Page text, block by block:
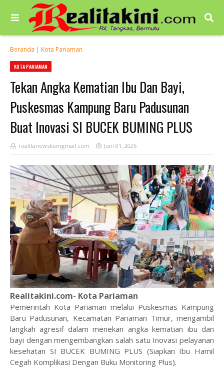
Beranda | Kota Pariaman
KOTA PARIAMAN
Tekan Angka Kematian Ibu Dan Bayi,
Puskesmas Kampung Baru Padusunan
Buat Inovasi SI BUCEK BUMING PLUS
realitanewskomgmail.com Juni 01, 2026
Realitakini.com- Kota Pariaman
Pemerintah Kota Pariaman melalui Puskesmas Kampung
Baru Padusunan, Kecamatan Pariaman Timur, mengambil
langkah agresif dalam menekan angka kematian ibu dan
bayi dengan mengembangkan salah satu Inovasi pelayanan
kesehatan SI BUCEK BUMING PLUS (Siapkan Ibu Hamil
Cegah Komplikasi Dengan Buku Monitoring Plus).